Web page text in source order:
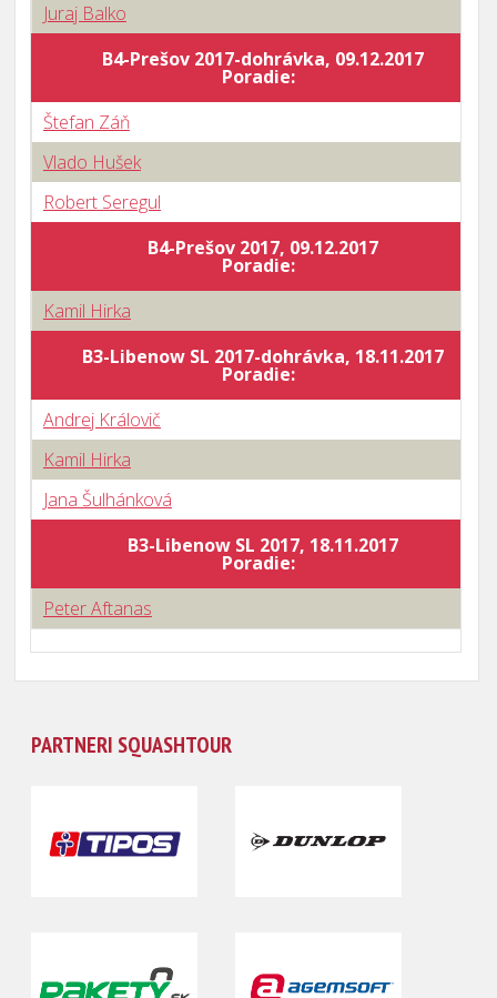
Juraj Balko
B4-Prešov 2017-dohrávka, 09.12.2017
Poradie:
Štefan Záň
Vlado Hušek
Robert Seregul
B4-Prešov 2017, 09.12.2017
Poradie:
Kamil Hirka
B3-Libenow SL 2017-dohrávka, 18.11.2017
Poradie:
Andrej Královič
Kamil Hirka
Jana Šulhánková
B3-Libenow SL 2017, 18.11.2017
Poradie:
Peter Aftanas
PARTNERI SQUASHTOUR